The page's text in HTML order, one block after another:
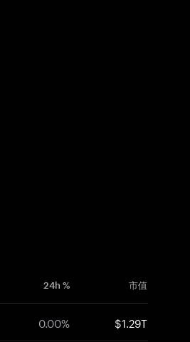
24h % 市值
0.00% $1.29T